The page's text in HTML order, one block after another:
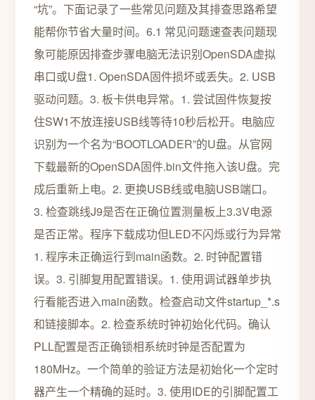
“坑”。下面记录了一些常见问题及其排查思路希望
能帮你节省大量时间。6.1 常见问题速查表问题现
象可能原因排查步骤电脑无法识别OpenSDA虚拟
串口或U盘1. OpenSDA固件损坏或丢失。2. USB
驱动问题。3. 板卡供电异常。1. 尝试固件恢复按
住SW1不放连接USB线等待10秒后松开。电脑应
识别为一个名为“BOOTLOADER”的U盘。从官网
下载最新的OpenSDA固件.bin文件拖入该U盘。完
成后重新上电。2. 更换USB线或电脑USB端口。
3. 检查跳线J9是否在正确位置测量板上3.3V电源
是否正常。程序下载成功但LED不闪烁或行为异常
1. 程序未正确运行到main函数。2. 时钟配置错
误。3. 引脚复用配置错误。1. 使用调试器单步执
行看能否进入main函数。检查启动文件startup_*.s
和链接脚本。2. 检查系统时钟初始化代码。确认
PLL配置是否正确锁相系统时钟是否配置为
180MHz。一个简单的验证方法是初始化一个定时
器产生一个精确的延时。3. 使用IDE的引脚配置工